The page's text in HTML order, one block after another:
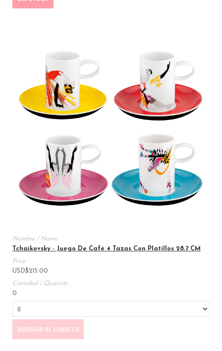
Tchaikovsky - Juego De Café 4 Tazas Con Platillos 28.7 CM
USD$215.00
0
AGREGAR AL CARRITO